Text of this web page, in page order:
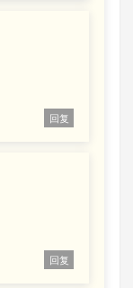
回复
回复